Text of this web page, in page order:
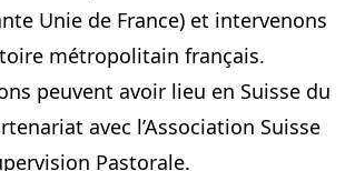
Unie de France) et intervenons
métropolitain français.
peuvent avoir lieu en Suisse du
avec l’Association Suisse
Pastorale.